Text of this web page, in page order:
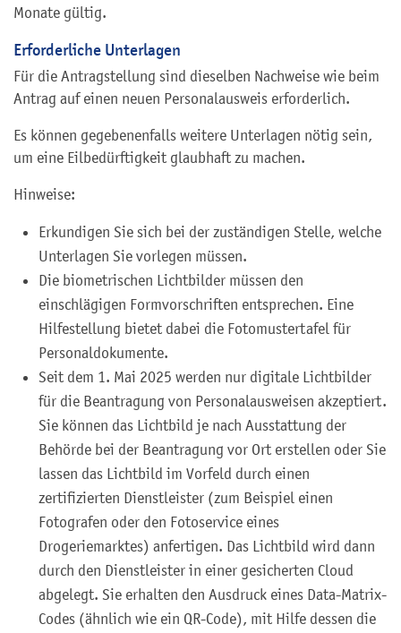
Monate gültig.
Erforderliche Unterlagen
Für die Antragstellung sind dieselben Nachweise wie beim
Antrag auf einen neuen Personalausweis erforderlich.
Es können gegebenenfalls weitere Unterlagen nötig sein,
um eine Eilbedürftigkeit glaubhaft zu machen.
Hinweise:
Erkundigen Sie sich bei der zuständigen Stelle, welche
Unterlagen Sie vorlegen müssen.
Die biometrischen Lichtbilder müssen den
einschlägigen Formvorschriften entsprechen. Eine
Hilfestellung bietet dabei die Fotomustertafel für
Personaldokumente.
Seit dem 1. Mai 2025 werden nur digitale Lichtbilder
für die Beantragung von Personalausweisen akzeptiert.
Sie können das Lichtbild je nach Ausstattung der
Behörde bei der Beantragung vor Ort erstellen oder Sie
lassen das Lichtbild im Vorfeld durch einen
zertifizierten Dienstleister (zum Beispiel einen
Fotografen oder den Fotoservice eines
Drogeriemarktes) anfertigen. Das Lichtbild wird dann
durch den Dienstleister in einer gesicherten Cloud
abgelegt. Sie erhalten den Ausdruck eines Data-Matrix-
Codes (ähnlich wie ein QR-Code), mit Hilfe dessen die